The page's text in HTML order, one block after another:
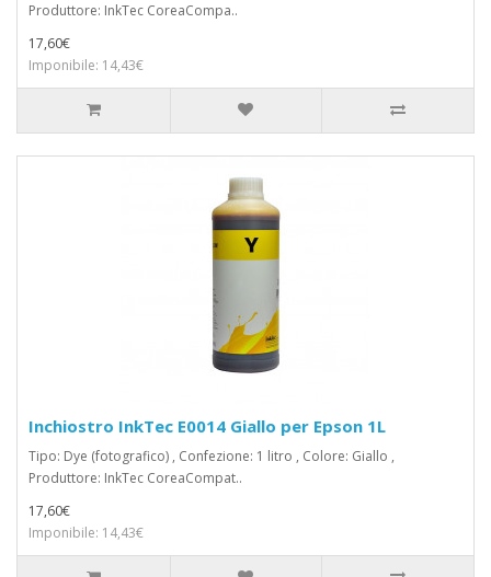
Produttore: InkTec CoreaCompa..
17,60€
Imponibile: 14,43€
Inchiostro InkTec E0014 Giallo per Epson 1L
Tipo: Dye (fotografico) , Confezione: 1 litro , Colore: Giallo ,
Produttore: InkTec CoreaCompat..
17,60€
Imponibile: 14,43€